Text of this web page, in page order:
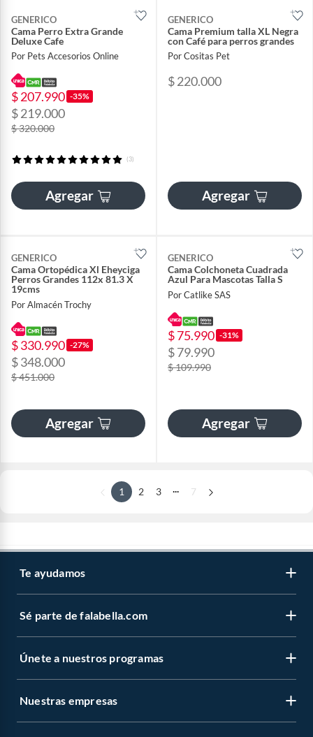
GENERICO
Cama Perro Extra Grande
Deluxe Cafe
Por Pets Accesorios Online
$ 207.990 -35%
$ 219.000
$ 320.000
(3)
Agregar
GENERICO
Cama Premium talla XL Negra
con Café para perros grandes
Por Cositas Pet
$ 220.000
Agregar
GENERICO
Cama Ortopédica Xl Eheyciga
Perros Grandes 112x 81.3 X
19cms
Por Almacén Trochy
$ 330.990 -27%
$ 348.000
$ 451.000
Agregar
GENERICO
Cama Colchoneta Cuadrada
Azul Para Mascotas Talla S
Por Catlike SAS
$ 75.990 -31%
$ 79.990
$ 109.990
Agregar
1 2 3 ... 7
Te ayudamos
Sé parte de falabella.com
Únete a nuestros programas
Nuestras empresas